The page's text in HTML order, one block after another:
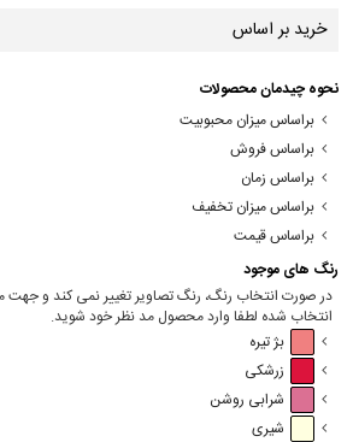
خرید بر اساس
نحوه چیدمان محصولات
براساس میزان محبوبیت
براساس فروش
براساس زمان
براساس میزان تخفیف
براساس قیمت
رنگ های موجود
در صورت انتخاب رنگ، رنگ تصاویر تغییر نمی کند و
انتخاب شده لطفا وارد محصول مد نظر خود شوید.
بژ تیره
زرشکی
شرابی روشن
شیری